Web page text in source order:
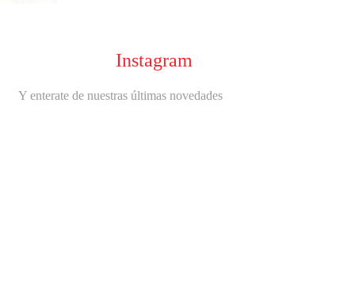
Instagram
Y enterate de nuestras últimas novedades